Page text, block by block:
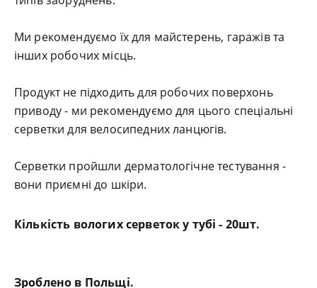
Ми рекомендуємо їх для майстерень, гаражів та
інших робочих місць.
Продукт не підходить для робочих поверхонь
приводу - ми рекомендуємо для цього спеціальні
серветки для велосипедних ланцюгів.
Серветки пройшли дерматологічне тестування -
вони приємні до шкіри.
Кількість вологих серветок у тубі - 20шт.
Зроблено в Польщі.